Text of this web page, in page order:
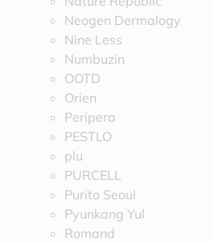
Neogen Dermalogy
Nine Less
Numbuzin
OOTD
Orien
Peripera
PESTLO
plu
PURCELL
Purito Seoul
Pyunkang Yul
Romand